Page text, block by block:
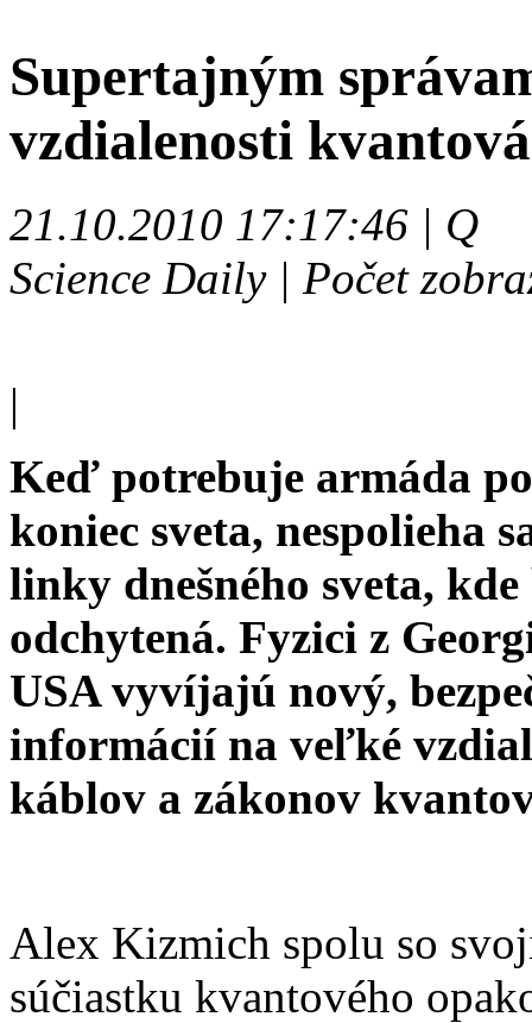
Supertajným
vzdialenosti
21.10.2010 17:17:46 | Q
Science Daily | Počet
|
Keď potrebuje armáda
koniec sveta, nespolieha
linky dnešného sveta,
odchytená. Fyzici z
USA vyvíjajú nový,
informácií na veľké
káblov a zákonov
Alex Kizmich spolu so
súčiastku kvantového